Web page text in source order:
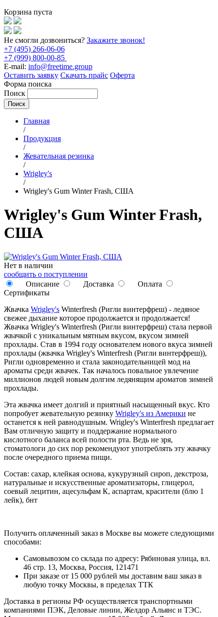
Корзина пуста
Не смогли дозвониться? Закажите звонок!
+7 (495) 266-06-06
+7 (999) 800-00-85
E-mail: info@freetime.group
Оставить заявку Скачать прайс Оферта
Форма поиска
Поиск
Главная
/
Продукция
/
Жевательная резинка
/
Wrigley's
/
Wrigley's Gum Winter Frash, США
Wrigley's Gum Winter Frash,
США
Нет в наличии
сообщить о поступлении
Описание
Доставка
Оплата
Сертификаты
Жвачка Wrigley's Winterfresh (Ригли винтерфреш) - ледяное
свежее дыхание которое продолжается и продолжается!
Жвачка Wrigley's Winterfresh (Ригли винтерфреш) стала первой
жвачкой с уникальным мятным вкусом, вкусом зимней
прохлады. Став в 1994 году основателем нового вкуса зимней
прохлады (жвачка Wrigley's Winterfresh (Ригли винтерфреш)),
Ригли одновременно и стала законодательницей мод на
ароматы среди жвачек. Так началось повальное увлечение
миллионов людей новым долгим ледянящим ароматов зимней
прохлады.
Эта жвачка имеет долгий и приятный насыщенный вкус. Кто
попробует жевательную резинку Wrigley's из Америки не
останется к ней равнодушным. Wrigley's Winterfresh предлагает
Вам отличную защиту и поддержание нормального
кислотного баланса всей полости рта. Ведь не зря,
стоматологи до сих пор рекомендуют употреблять эту жвачку
после очередного приема пищи.
Состав: сахар, клейкая основа, кукурузный сироп, декстроза,
натуральные и искусственные ароматизаторы, глицерол,
соевый лецитин, ацесульфам К, аспартам, красители (блю 1
лейк), бнт
Получить оплаченный заказ в Москве вы можете следующими
способами:
Самовывозом со склада по адресу: Рябиновая улица, вл.
46 стр. 13, Москва, Россия, 121471
При заказе от 15 000 рублей мы доставим ваш заказ в
любую точку Москвы, в пределах ТТК
Доставка в регионы РФ осуществляется транспортными
компаниями ПЭК, Деловые линии, Желдор Альянс и ТЭС.